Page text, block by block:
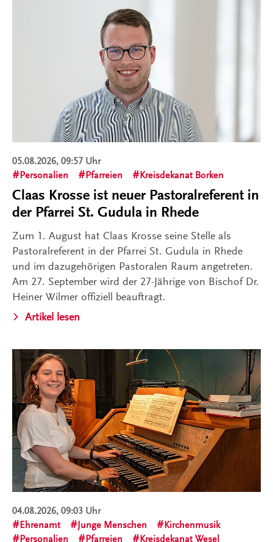
05.08.2026, 09:57 Uhr
Personalien
Pfarreien Kreisdekanat Borken
Claas Krosse ist neuer Pastoralreferent in
der Pfarrei St. Gudula in Rhede
Zum 1. August hat Claas Krosse seine Stelle als
Pastoralreferent in der Pfarrei St. Gudula in Rhede
und im dazugehörigen Pastoralen Raum angetreten.
Am 27. September wird der 27-Jährige von Bischof Dr.
Heiner Wilmer offiziell beauftragt.
Artikel lesen
04.08.2026, 09:03 Uhr
Ehrenamt
Junge Menschen
Kirchenmusik
Personalien
Pfarreien Kreisdekanat Wesel